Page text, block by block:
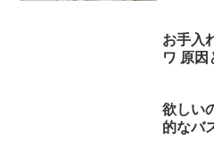
お手入
ワ 原因
欲しい
的なバ